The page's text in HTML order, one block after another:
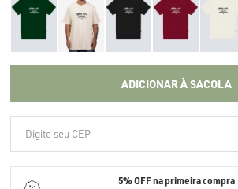
ADICIONAR À SACOLA
5% OFFna primeira compra